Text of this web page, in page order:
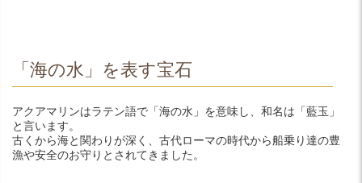
「海の水」を表す宝石
アクアマリンはラテン語で「海の水」を意味し、和名は「藍玉」
と言います。
古くから海と関わりが深く、古代ローマの時代から船乗り達の豊
漁や安全のお守りとされてきました。